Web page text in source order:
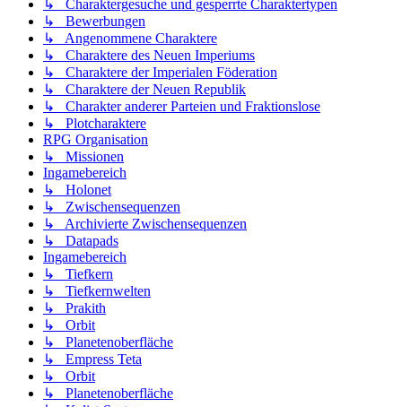
↳ Charaktergesuche und gesperrte Charaktertypen
↳ Bewerbungen
↳ Angenommene Charaktere
↳ Charaktere des Neuen Imperiums
↳ Charaktere der Imperialen Föderation
↳ Charaktere der Neuen Republik
↳ Charakter anderer Parteien und Fraktionslose
↳ Plotcharaktere
RPG Organisation
↳ Missionen
Ingamebereich
↳ Holonet
↳ Zwischensequenzen
↳ Archivierte Zwischensequenzen
↳ Datapads
Ingamebereich
↳ Tiefkern
↳ Tiefkernwelten
↳ Prakith
↳ Orbit
↳ Planetenoberfläche
↳ Empress Teta
↳ Orbit
↳ Planetenoberfläche